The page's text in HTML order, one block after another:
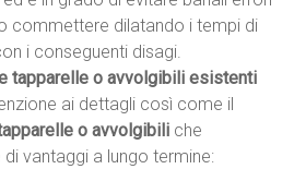
commettere dilatando i tempi di
i conseguenti disagi.
tapparelle o avvolgibili esistenti
ai dettagli così come il
o avvolgibili che
vantaggi a lungo termine: